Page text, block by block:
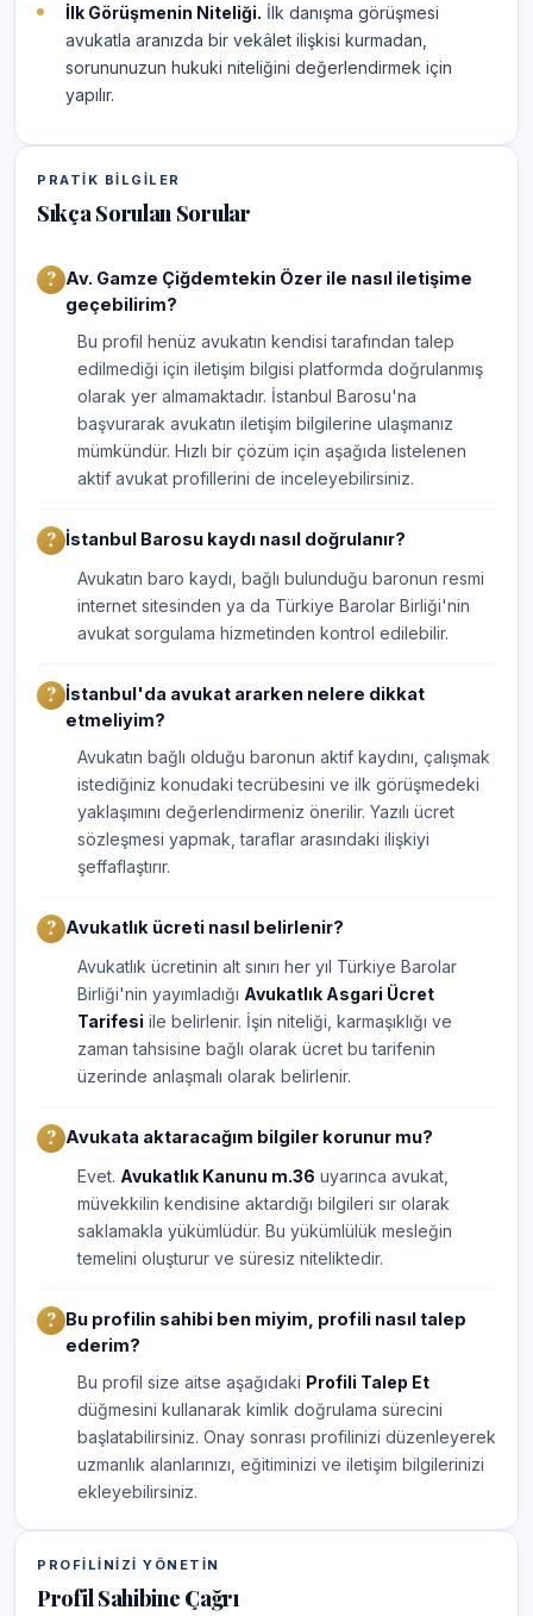
İlk Görüşmenin Niteliği. İlk danışma görüşmesi
avukatla aranızda bir vekâlet ilişkisi kurmadan,
sorununuzun hukuki niteliğini değerlendirmek için
yapılır.
PRATIK BILGILER
Sıkça Sorulan Sorular
Av. Gamze Çiğdemtekin Özer ile nasıl iletişime
geçebilirim?
Bu profil henüz avukatın kendisi tarafından talep
edilmediği için iletişim bilgisi platformda doğrulanmış
olarak yer almamaktadır. İstanbul Barosu'na
başvurarak avukatın iletişim bilgilerine ulaşmanız
mümkündür. Hızlı bir çözüm için aşağıda listelenen
aktif avukat profillerini de inceleyebilirsiniz.
İstanbul Barosu kaydı nasıl doğrulanır?
Avukatın baro kaydı, bağlı bulunduğu baronun resmi
internet sitesinden ya da Türkiye Barolar Birliği'nin
avukat sorgulama hizmetinden kontrol edilebilir.
İstanbul'da avukat ararken nelere dikkat
etmeliyim?
Avukatın bağlı olduğu baronun aktif kaydını, çalışmak
istediğiniz konudaki tecrübesini ve ilk görüşmedeki
yaklaşımını değerlendirmeniz önerilir. Yazılı ücret
sözleşmesi yapmak, taraflar arasındaki ilişkiyi
şeffaflaştırır.
Avukatlık ücreti nasıl belirlenir?
Avukatlık ücretinin alt sınırı her yıl Türkiye Barolar
Birliği'nin yayımladığı Avukatlık Asgari Ücret
Tarifesi ile belirlenir. İşin niteliği, karmaşıklığı ve
zaman tahsisine bağlı olarak ücret bu tarifenin
üzerinde anlaşmalı olarak belirlenir.
Avukata aktaracağım bilgiler korunur mu?
Evet. Avukatlık Kanunu m.36 uyarınca avukat,
müvekkilin kendisine aktardığı bilgileri sır olarak
saklamakla yükümlüdür. Bu yükümlülük mesleğin
temelini oluşturur ve süresiz niteliktedir.
Bu profilin sahibi ben miyim, profili nasıl talep
ederim?
Bu profil size aitse aşağıdaki Profili Talep Et
düğmesini kullanarak kimlik doğrulama sürecini
başlatabilirsiniz. Onay sonrası profilinizi düzenleyerek
uzmanlık alanlarınızı, eğitiminizi ve iletişim bilgilerinizi
ekleyebilirsiniz.
PROFILINIZI YÖNETIN
Profil Sahibine Çağrı